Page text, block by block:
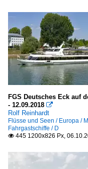
FGS Deutsches Eck auf
- 12.09.2018 
Rolf Reinhardt
Flüsse und Seen / Europa /
Fahrgastschiffe / D
 445 1200x826 Px,